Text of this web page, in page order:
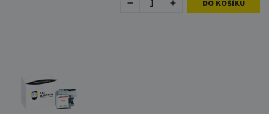
DO KOŠÍKU